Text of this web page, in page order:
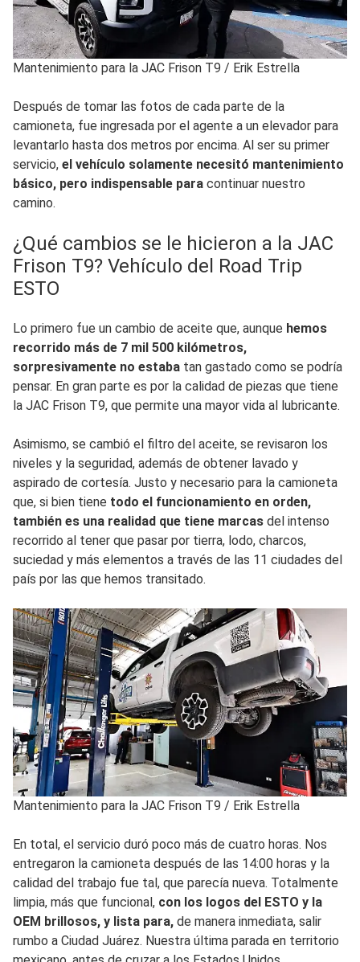
Mantenimiento para la JAC Frison T9 / Erik Estrella
Después de tomar las fotos de cada parte de la
camioneta, fue ingresada por el agente a un elevador para
levantarlo hasta dos metros por encima. Al ser su primer
servicio, el vehículo solamente necesitó mantenimiento
básico, pero indispensable para continuar nuestro
camino.
¿Qué cambios se le hicieron a la JAC
Frison T9? Vehículo del Road Trip
ESTO
Lo primero fue un cambio de aceite que, aunque hemos
recorrido más de 7 mil 500 kilómetros,
sorpresivamente no estaba tan gastado como se podría
pensar. En gran parte es por la calidad de piezas que tiene
la JAC Frison T9, que permite una mayor vida al lubricante.
Asimismo, se cambió el filtro del aceite, se revisaron los
niveles y la seguridad, además de obtener lavado y
aspirado de cortesía. Justo y necesario para la camioneta
que, si bien tiene todo el funcionamiento en orden,
también es una realidad que tiene marcas del intenso
recorrido al tener que pasar por tierra, lodo, charcos,
suciedad y más elementos a través de las 11 ciudades del
país por las que hemos transitado.
Mantenimiento para la JAC Frison T9 / Erik Estrella
En total, el servicio duró poco más de cuatro horas. Nos
entregaron la camioneta después de las 14:00 horas y la
calidad del trabajo fue tal, que parecía nueva. Totalmente
limpia, más que funcional, con los logos del ESTO y la
OEM brillosos, y lista para, de manera inmediata, salir
rumbo a Ciudad Juárez. Nuestra última parada en territorio